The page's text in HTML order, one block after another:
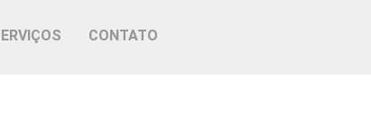
CONTATO